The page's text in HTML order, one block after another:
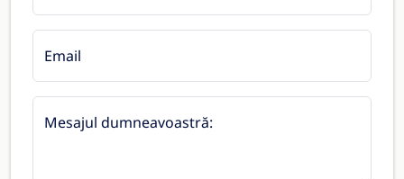
Email
Mesajul dumneavoastră: